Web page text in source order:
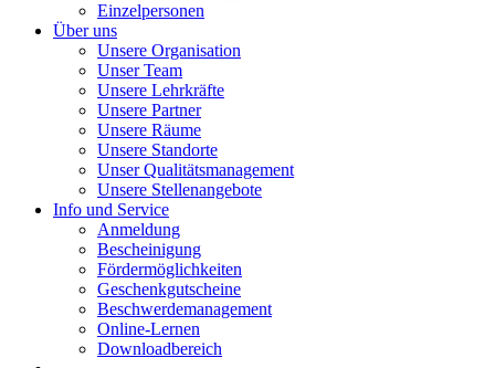
Einzelpersonen
Über uns
Unsere Organisation
Unser Team
Unsere Lehrkräfte
Unsere Partner
Unsere Räume
Unsere Standorte
Unser Qualitätsmanagement
Unsere Stellenangebote
Info und Service
Anmeldung
Bescheinigung
Fördermöglichkeiten
Geschenkgutscheine
Beschwerdemanagement
Online-Lernen
Downloadbereich